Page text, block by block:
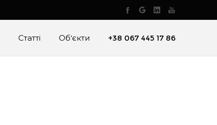
Статті Об’єкти +38 067 445 17 86